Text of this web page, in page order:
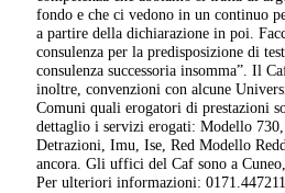
fondo e che ci vedono in un continuo
a partire della dichiarazione in poi.
consulenza per la predisposizione di
consulenza successoria insomma”. Il
inoltre, convenzioni con alcune
Comuni quali erogatori di prestazioni
dettaglio i servizi erogati: Modello
Detrazioni, Imu, Ise, Red Modello
ancora. Gli uffici del Caf sono a
Per ulteriori informazioni: 0171.447211.